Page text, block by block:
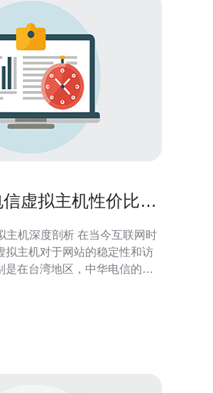
虚拟主机性价比分
主机深度剖析 在当今互联网时
拟主机对于网站的稳定性和访
是在台湾地区，中华电信的
在本文中，我们将对中华电